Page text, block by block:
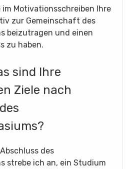
im Motivationsschreiben Ihre
zur Gemeinschaft des
beizutragen und einen
zu haben.
sind Ihre
Ziele nach
des
strebe ich an, ein Studium